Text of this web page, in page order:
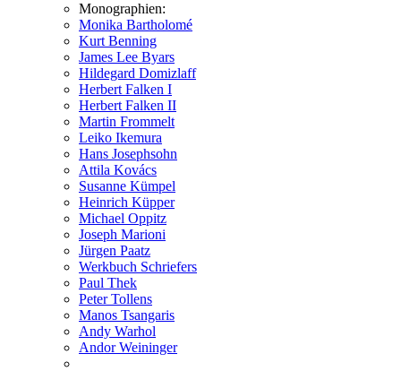
Monographien:
Monika Bartholomé
Kurt Benning
James Lee Byars
Hildegard Domizlaff
Herbert Falken I
Herbert Falken II
Martin Frommelt
Leiko Ikemura
Hans Josephsohn
Attila Kovács
Susanne Kümpel
Heinrich Küpper
Michael Oppitz
Joseph Marioni
Jürgen Paatz
Werkbuch Schriefers
Paul Thek
Peter Tollens
Manos Tsangaris
Andy Warhol
Andor Weininger